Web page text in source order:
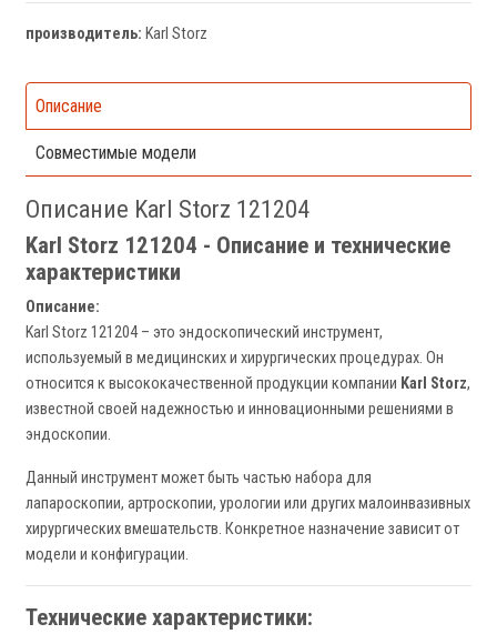
производитель: Karl Storz
Описание
Совместимые модели
Описание Karl Storz 121204
Karl Storz 121204 - Описание и технические
характеристики
Описание:
Karl Storz 121204 – это эндоскопический инструмент,
используемый в медицинских и хирургических процедурах. Он
относится к высококачественной продукции компании Karl Storz,
известной своей надежностью и инновационными решениями в
эндоскопии.
Данный инструмент может быть частью набора для
лапароскопии, артроскопии, урологии или других малоинвазивных
хирургических вмешательств. Конкретное назначение зависит от
модели и конфигурации.
Технические характеристики: